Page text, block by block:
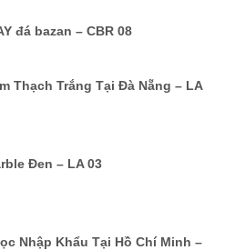
đá bazan – CBR 08
Thạch Trắng Tại Đà Nẵng – LA
Đen – LA 03
Nhập Khẩu Tại Hồ Chí Minh –